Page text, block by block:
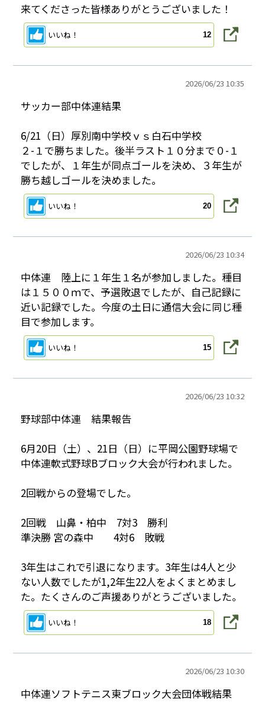
来てくださった皆様ありがとうございました！
いいね！ 12
2026/06/23 10:35
サッカー部中体連結果
6/21（日）厚別南中学校ｖｓ白石中学校
２-１で勝ちました。後半ラスト１０分まで０-１
でしたが、１年生が同点ゴールを決め、３年生が
勝ち越しゴールを決めました。
いいね！ 20
2026/06/23 10:34
中体連 陸上に１年生１名が参加しました。種目
は１５００ｍで、予選敗退でしたが、自己記録に
近い記録でした。今度の土日に通信大会に同じ種
目で参加します。
いいね！ 15
2026/06/23 10:32
野球部中体連 結果報告
6月20日（土）、21日（日）に平岡公園野球場で
中体連軟式野球Bブロック大会が行われました。
2回戦からの登場でした。
2回戦 山鼻・柏中 7対3 勝利
準決勝 宮の森中 4対6 敗戦
3年生はこれで引退になります。3年生は4人と少
ない人数でしたが1,2年生22人をよくまとめまし
た。たくさんのご声援ありがとうございました。
いいね！ 18
2026/06/23 10:30
中体連ソフトテニス東ブロック大会団体戦結果